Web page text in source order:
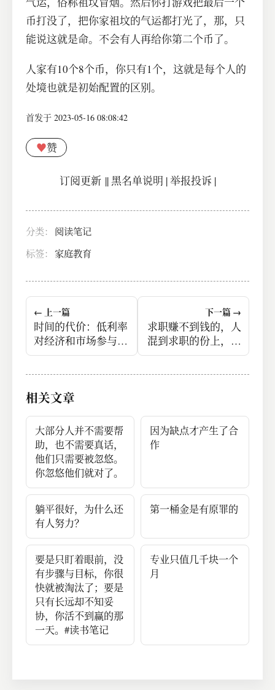
币打没了，把你家祖坟的气运都打光了，那，只
能说这就是命。不会有人再给你第二个币了。
人家有10个8个币，你只有1个，这就是每个人的
处境也就是初始配置的区别。
首发于 2023-05-16 08:08:42
♥赞
订阅更新||黑名单说明 |举报投诉 |
分类：
阅读笔记
标签： 家庭教育
← 上一篇
时间的代价：低利率
对经济和市场参与者
行为的重大影响。
下一篇 →
求职赚不到钱的，人
混到求职的份上，其
实路已经走偏了
相关文章
大部分人并不需要帮
助，也不需要真话，
他们只需要被忽悠。
你忽悠他们就对了。
因为缺点才产生了合
作
躺平很好，为什么还
有人努力？
第一桶金是有原罪的
要是只盯着眼前，没
有步骤与目标，你很
快就被淘汰了；要是
只有长远却不知妥
协，你活不到赢的那
一天。#读书笔记
专业只值几千块一个
月